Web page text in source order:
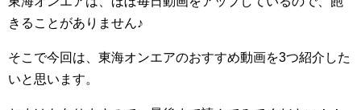
きることがありません♪
そこで今回は、東海オンエアのおすすめ動画を3つ紹介した
いと思います。